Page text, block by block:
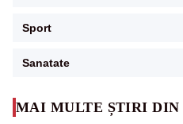
MAI MULTE ȘTIRI DIN
Sport
Sanatate